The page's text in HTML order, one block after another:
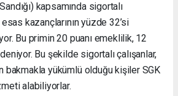
kapsamında sigortalı
kazançlarının yüzde 32’si
Bu primin 20 puanı emeklilik, 12
Bu şekilde sigortalı çalışanlar,
bakmakla yükümlü olduğu kişiler SGK
alabiliyorlar.